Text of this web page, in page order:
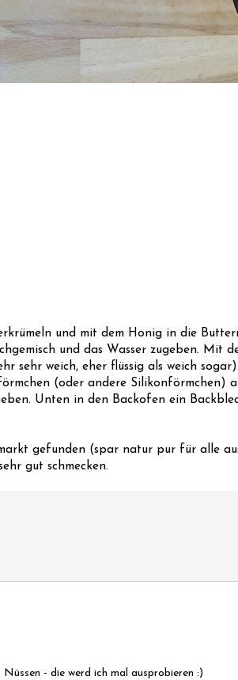
und mit dem Honig in die
und das Wasser zugeben. Mit
sehr weich, eher flüssig als weich
(oder andere
Unten in den Backofen ein
gefunden (spar natur pur für alle
gut schmecken.
- die werd ich mal ausprobieren :)